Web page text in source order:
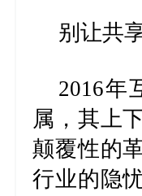
别让共
2016年
属，其上
颠覆性的
行业的隐